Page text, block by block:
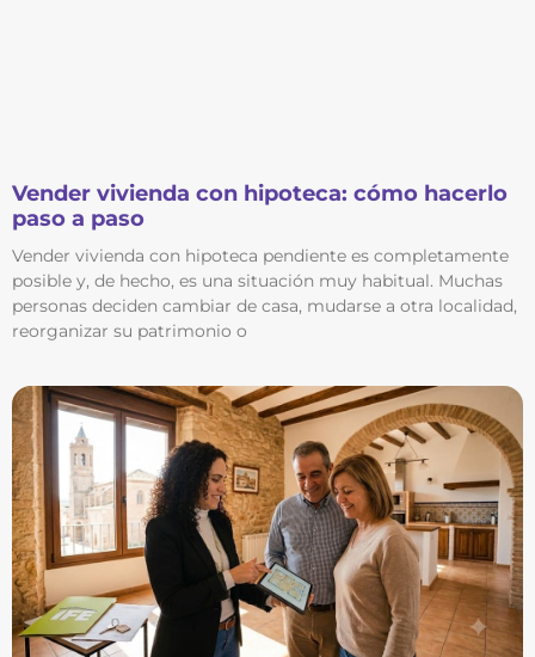
Vender vivienda con hipoteca: cómo hacerlo
paso a paso
Vender vivienda con hipoteca pendiente es completamente
posible y, de hecho, es una situación muy habitual. Muchas
personas deciden cambiar de casa, mudarse a otra localidad,
reorganizar su patrimonio o